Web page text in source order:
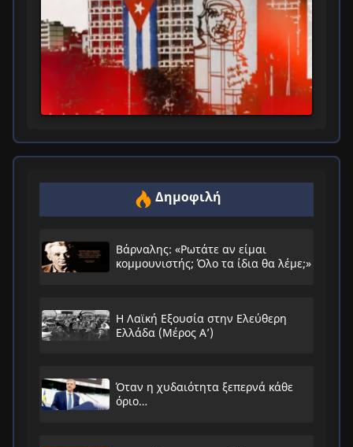
Δημοφιλή
Βάρναλης: «Ρωτάτε αν είμαι
κομμουνιστής; Όλο τα ίδια θα λέμε;»
Η Λαϊκή Εξουσία στην Ελεύθερη
Ελλάδα (Μέρος Α’)
Όταν η χυδαιότητα ξεπερνά κάθε
όριο…